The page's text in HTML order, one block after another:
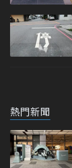
熱門新聞